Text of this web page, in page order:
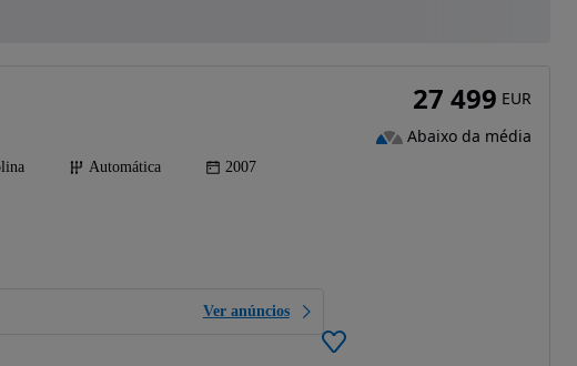
Automática 2007
Ver anúncios
27 499 EUR
Abaixo da média